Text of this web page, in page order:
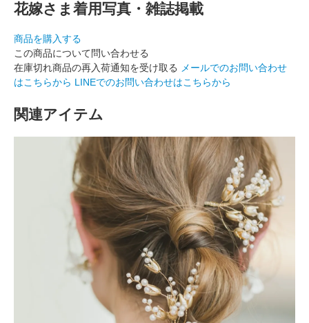
花嫁さま着用写真・雑誌掲載
商品を購入する
この商品について問い合わせる
在庫切れ商品の再入荷通知を受け取る
メールでのお問い合わせ
はこちらから LINEでのお問い合わせはこちらから
関連アイテム